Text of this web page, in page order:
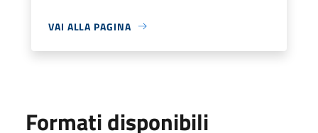
VAI ALLA PAGINA
Formati disponibili